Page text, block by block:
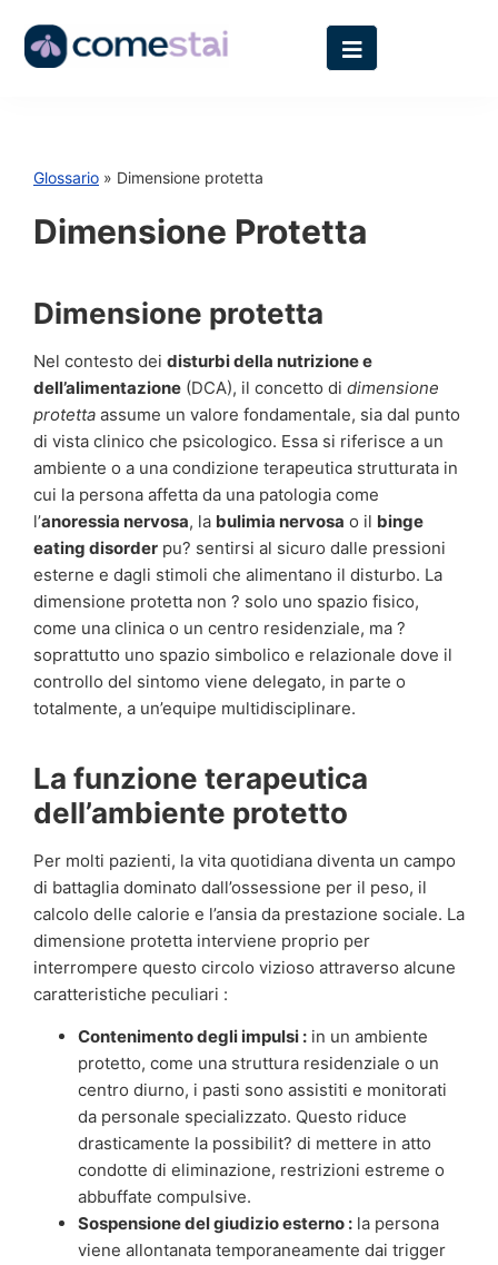
Glossario » Dimensione protetta
Dimensione Protetta
Dimensione protetta
Nel contesto dei disturbi della nutrizione e
dell’alimentazione (DCA), il concetto di dimensione
protetta assume un valore fondamentale, sia dal punto
di vista clinico che psicologico. Essa si riferisce a un
ambiente o a una condizione terapeutica strutturata in
cui la persona affetta da una patologia come
l’anoressia nervosa, la bulimia nervosa o il binge
eating disorder pu? sentirsi al sicuro dalle pressioni
esterne e dagli stimoli che alimentano il disturbo. La
dimensione protetta non ? solo uno spazio fisico,
come una clinica o un centro residenziale, ma ?
soprattutto uno spazio simbolico e relazionale dove il
controllo del sintomo viene delegato, in parte o
totalmente, a un’equipe multidisciplinare.
La funzione terapeutica
dell’ambiente protetto
Per molti pazienti, la vita quotidiana diventa un campo
di battaglia dominato dall’ossessione per il peso, il
calcolo delle calorie e l’ansia da prestazione sociale. La
dimensione protetta interviene proprio per
interrompere questo circolo vizioso attraverso alcune
caratteristiche peculiari :
Contenimento degli impulsi : in un ambiente
protetto, come una struttura residenziale o un
centro diurno, i pasti sono assistiti e monitorati
da personale specializzato. Questo riduce
drasticamente la possibilit? di mettere in atto
condotte di eliminazione, restrizioni estreme o
abbuffate compulsive.
Sospensione del giudizio esterno : la persona
viene allontanata temporaneamente dai trigger